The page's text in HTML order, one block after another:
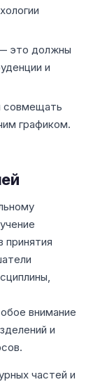
это должны
и
совмещать
графиком.
принятия
внимание
и
частей и